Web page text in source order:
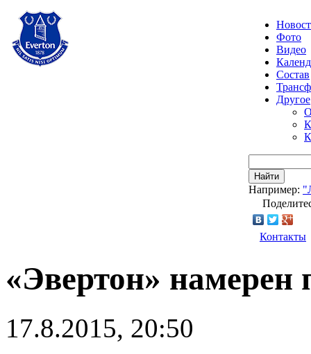
Фото
Видео
Состав
Другое
Найти
Например:
Контакты
«Эвертон» намерен
17.8.2015, 20:50